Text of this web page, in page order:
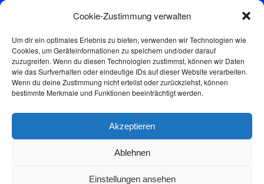
Cookie-Zustimmung verwalten
Um dir ein optimales Erlebnis zu bieten, verwenden wir Technologien wie
Cookies, um Geräteinformationen zu speichern und/oder darauf
zuzugreifen. Wenn du diesen Technologien zustimmst, können wir Daten
wie das Surfverhalten oder eindeutige IDs auf dieser Website verarbeiten.
Wenn du deine Zustimmung nicht erteilst oder zurückziehst, können
bestimmte Merkmale und Funktionen beeinträchtigt werden.
Akzeptieren
Ablehnen
Einstellungen ansehen
Sprechstunde
Donnerstags: 17:00-18:30